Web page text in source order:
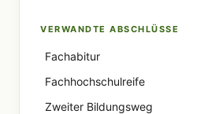
VERWANDTE ABSCHLÜSSE
Fachabitur
Fachhochschulreife
Zweiter Bildungsweg